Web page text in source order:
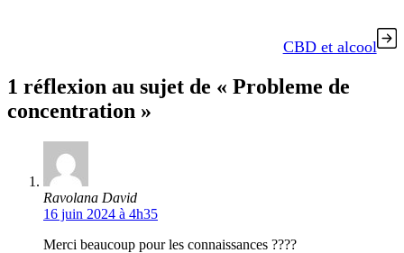
CBD et alcool
1 réflexion au sujet de « Probleme de
concentration »
Ravolana David
16 juin 2024 à 4h35
Merci beaucoup pour les connaissances ????